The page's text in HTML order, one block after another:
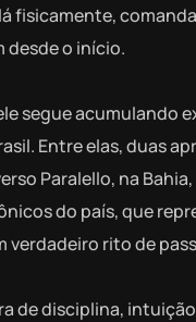
fisicamente,
desde o início.
segue acumulando
Entre elas, duas
Paralello, na
do país, que
verdadeiro rito de
de disciplina, intuição